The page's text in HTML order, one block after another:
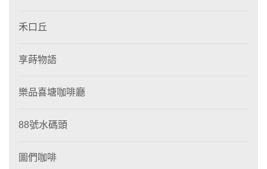
禾口丘
享蒔物語
樂品喜塘咖啡廳
88號水碼頭
圖們咖啡